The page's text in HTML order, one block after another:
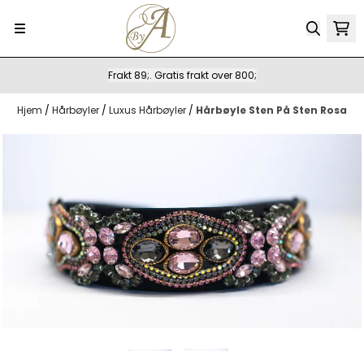
Frakt 89;. Gratis frakt over 800;
Hjem / Hårbøyler / Luxus Hårbøyler / Hårbøyle Sten På Sten Rosa